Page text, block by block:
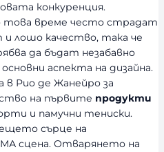
конкуренция.
това време често страдат
и лошо качество, така че
да бъдат незабавно
аспекта на дизайна.
в Рио де Жанейро за
на първите продукти
и памучни тениски.
сърце на
сцена. Отварянето на